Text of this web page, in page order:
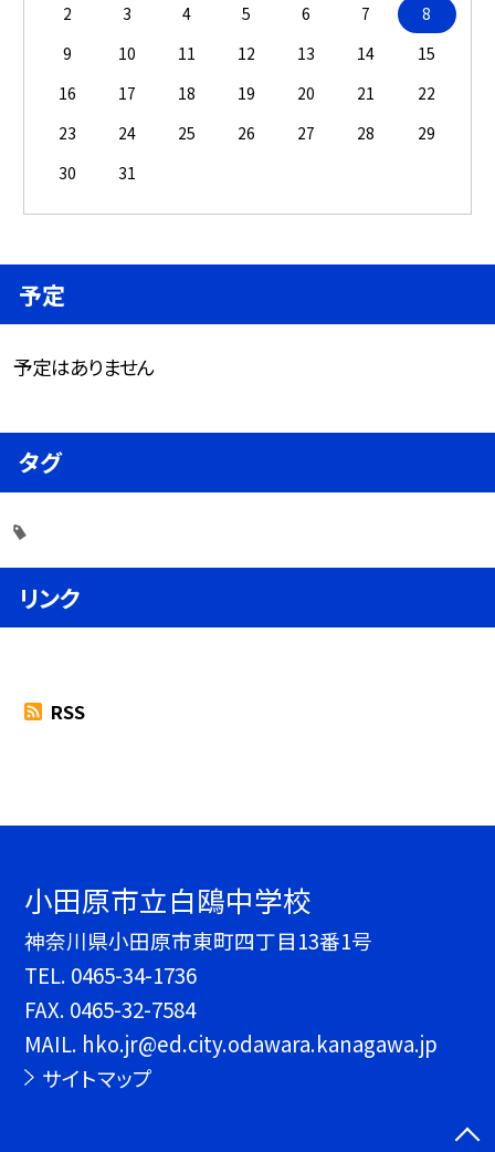
2
3 4 5 6 7
8
9
10 11 12 13 14
15
16
17 18 19 20 21
22
23
24 25 26 27 28
29
30
31
予定
予定はありません
タグ
リンク
RSS
小田原市立白鴎中学校
神奈川県小田原市東町四丁目13番1号
TEL. 0465-34-1736
FAX. 0465-32-7584
MAIL. hko.jr@ed.city.odawara.kanagawa.jp
サイトマップ